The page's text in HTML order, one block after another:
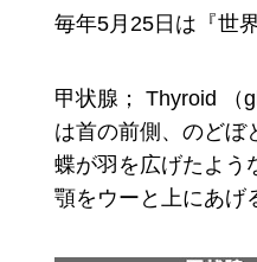
毎年5月25日は『世
甲状腺； Thyroid （
は首の前側、のどぼ
蝶が羽を広げたよう
顎をウーと上にあげ